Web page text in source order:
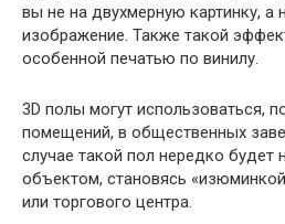
вы не на двухмерную картинку, а
изображение. Также такой
особенной печатью по винилу.
3D полы могут использоваться,
помещений, в общественных
случае такой пол нередко будет
объектом, становясь
или торгового центра.